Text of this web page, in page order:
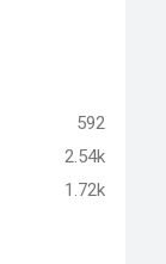
592
2.54k
1.72k